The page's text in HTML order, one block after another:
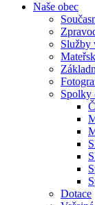
Naše obec
Služby
Spolky
Dotace